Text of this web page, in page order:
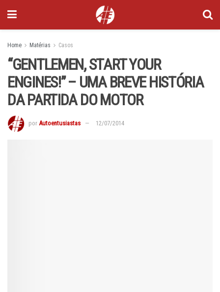
Home Matérias Casos
“GENTLEMEN, START YOUR
ENGINES!” – UMA BREVE HISTÓRIA
DA PARTIDA DO MOTOR
por Autoentusiastas 12/07/2014